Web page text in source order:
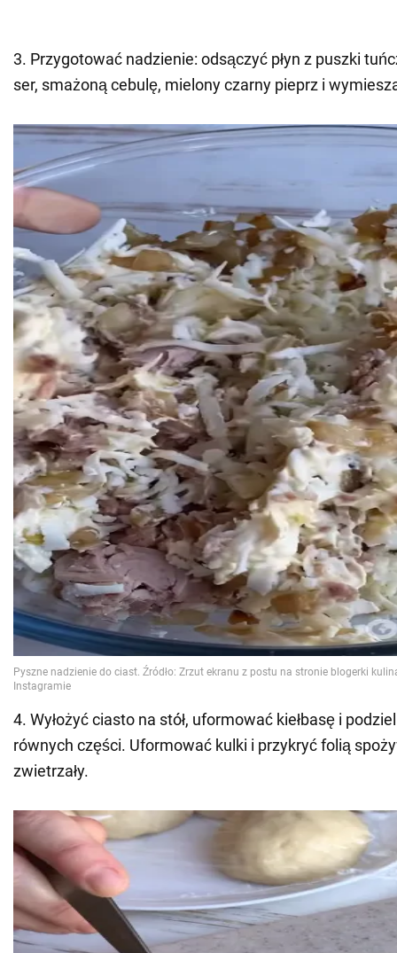
3. Przygotować nadzienie: odsączyć płyn z puszki
ser, smażoną cebulę, mielony czarny pieprz i
4. Wyłożyć ciasto na stół, uformować kiełbasę i
równych części. Uformować kulki i przykryć folią
zwietrzały.